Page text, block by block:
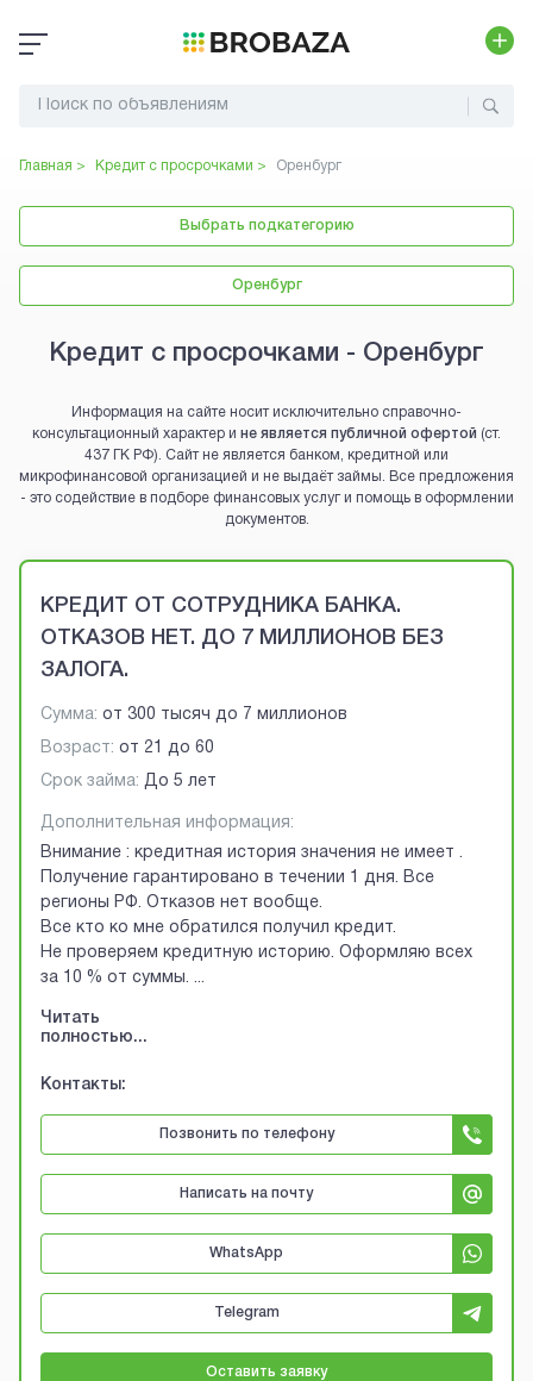
Главная > Кредит с просрочками > Оренбург
Выбрать подкатегорию
Оренбург
Кредит с просрочками - Оренбург
Информация на сайте носит исключительно справочно-
консультационный характер и не является публичной офертой (ст.
437 ГК РФ). Сайт не является банком, кредитной или
микрофинансовой организацией и не выдаёт займы. Все предложения
- это содействие в подборе финансовых услуг и помощь в оформлении
документов.
Brobaza - VIP-объявления
КРЕДИТ ОТ СОТРУДНИКА БАНКА.
ОТКАЗОВ НЕТ. ДО 7 МИЛЛИОНОВ БЕЗ
ЗАЛОГА.
Сумма: от 300 тысяч до 7 миллионов
Возраст: от 21 до 60
Срок займа: До 5 лет
Дополнительная информация:
Внимание : кредитная история значения не имеет .
Получение гарантировано в течении 1 дня. Все
регионы РФ. Отказов нет вообще.
Все кто ко мне обратился получил кредит.
Не проверяем кредитную историю. Оформляю всех
за 10 % от суммы. ...
Читать
полностью...
Контакты:
Позвонить по телефону
Написать на почту
WhatsApp
Telegram
Оставить заявку